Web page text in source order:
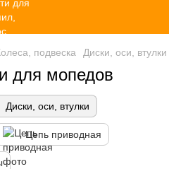
подвеска Диски, оси, втулки
для мопедов
Диски, оси, втулки
Цепь приводная